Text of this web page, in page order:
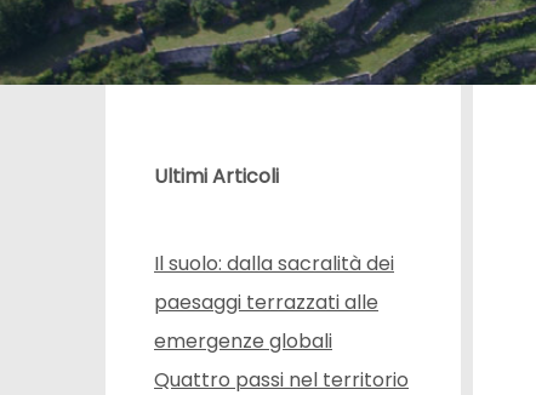
Ultimi Articoli
Il suolo: dalla sacralità dei
paesaggi terrazzati alle
emergenze globali
Quattro passi nel territorio